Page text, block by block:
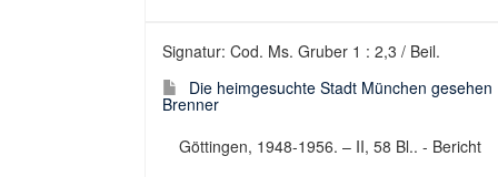
Signatur: Cod. Ms. Gruber 1 : 2,3 / Beil.
Die heimgesuchte Stadt München
Brenner
Göttingen, 1948-1956. – II, 58 Bl.. - Bericht